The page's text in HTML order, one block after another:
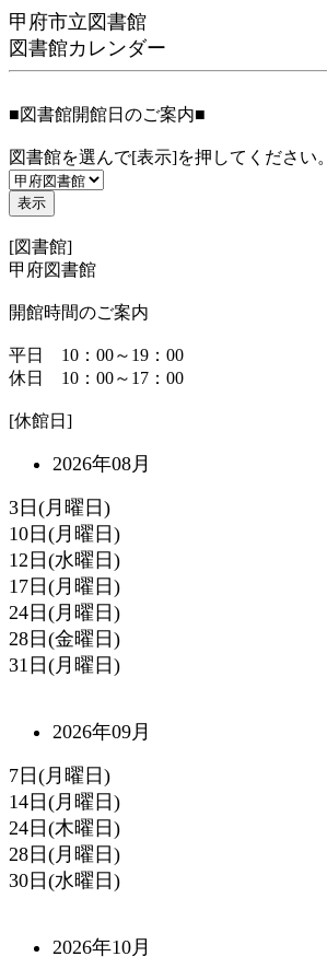
甲府市立図書館
図書館カレンダー
■図書館開館日のご案内■
図書館を選んで[表示]を押してください。
[図書館]
甲府図書館
開館時間のご案内
平日 10：00～19：00
休日 10：00～17：00
[休館日]
2026年08月
3日(月曜日)
10日(月曜日)
12日(水曜日)
17日(月曜日)
24日(月曜日)
28日(金曜日)
31日(月曜日)
2026年09月
7日(月曜日)
14日(月曜日)
24日(木曜日)
28日(月曜日)
30日(水曜日)
2026年10月